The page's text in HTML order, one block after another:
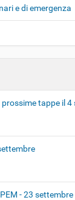
e di emergenza
tappe il 4
- 23 settembre